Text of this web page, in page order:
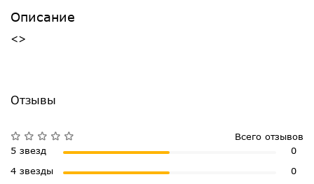
Описание
<>
Отзывы
Всего отзывов
5 звезд
0
4 звезды
0